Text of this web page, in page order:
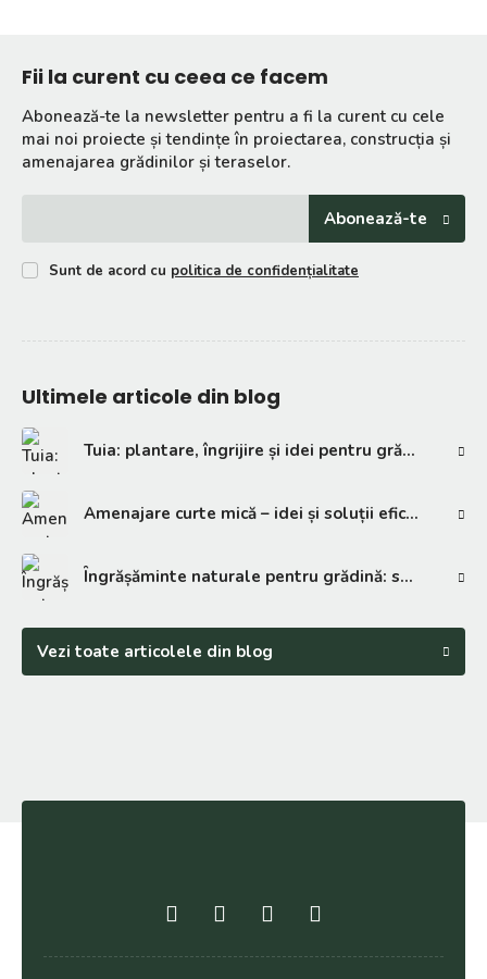
Fii la curent cu ceea ce facem
Abonează-te la newsletter pentru a fi la curent cu cele
mai noi proiecte și tendințe în proiectarea, construcția și
amenajarea grădinilor și teraselor.
Abonează-te
Sunt de acord cu politica de confidențialitate
Ultimele articole din blog
Tuia: plantare, îngrijire și idei pentru grădină
Amenajare curte mică – idei și soluții eficiente
Îngrășăminte naturale pentru grădină: soluții eficiente
Vezi toate articolele din blog